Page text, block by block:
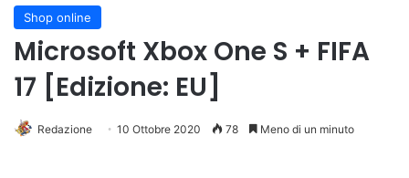
Shop online
Microsoft Xbox One S + FIFA
17 [Edizione: EU]
Redazione 10 Ottobre 2020 78 Meno di un minuto